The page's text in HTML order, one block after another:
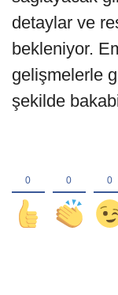
detaylar ve
bekleniyor.
gelişmelerle
şekilde